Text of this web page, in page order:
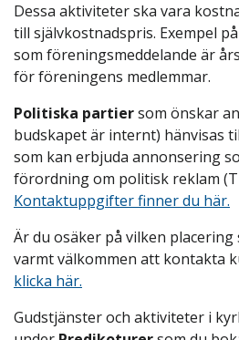
Dessa aktiviteter ska vara
till självkostnadspris. Exempel
som föreningsmeddelande är
för föreningens medlemmar.
Politiska partiersom önskar
budskapet är internt) hänvisas
som kan erbjuda annonsering
förordning om politisk reklam
Kontaktuppgifter finner du här.
Är du osäker på vilken
varmt välkommen att kontakta
klicka här.
Gudstjänster och aktiviteter i